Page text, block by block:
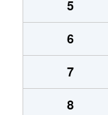
5
6
7
8